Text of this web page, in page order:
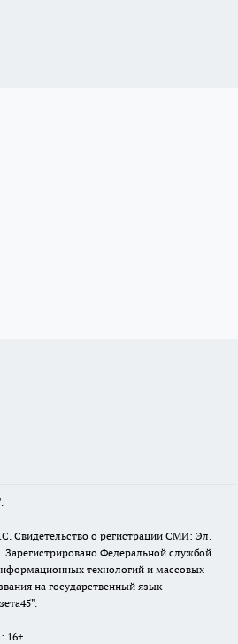
Свидетельство о регистрации СМИ: Эл.
Федеральной службой
технологий и массовых
на государственный язык
16+